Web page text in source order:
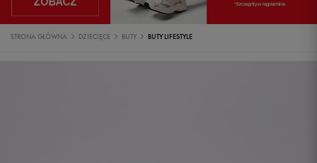
STRONA GŁÓWNA DZIECIĘCE BUTY BUTY LIFESTYLE